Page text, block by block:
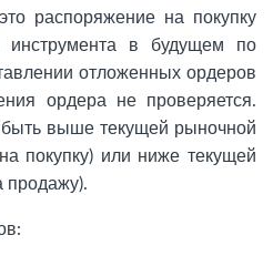
распоряжение на покупку
инструмента в будущем по
отложенных ордеров
ордера не проверяется.
выше текущей рыночной
покупку) или ниже текущей
продажу).